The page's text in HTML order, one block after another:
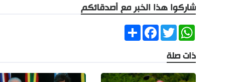
شاركوا هذا الخبر مع أصدقائكم
ShareFacebookTwitter
WhatsApp
ذات صلة